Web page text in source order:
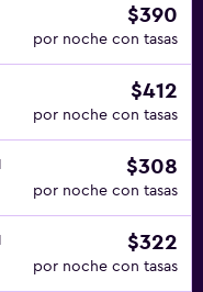
$390
por noche con tasas
$412
por noche con tasas
$308
por noche con tasas
$322
por noche con tasas